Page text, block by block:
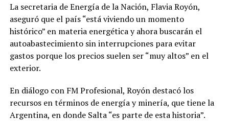
La secretaria de Energía de la Nación, Flavia Royón,
aseguró que el país “está viviendo un momento
histórico” en materia energética y ahora buscarán el
autoabastecimiento sin interrupciones para evitar
gastos porque los precios suelen ser “muy altos” en el
exterior.
En diálogo con FM Profesional, Royón destacó los
recursos en términos de energía y minería, que tiene la
Argentina, en donde Salta “es parte de esta historia”.